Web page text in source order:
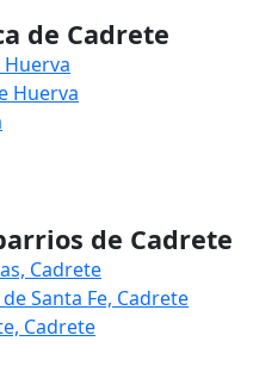
de Cadrete
Huerva
de Cadrete
Cadrete
Santa Fe, Cadrete
Cadrete